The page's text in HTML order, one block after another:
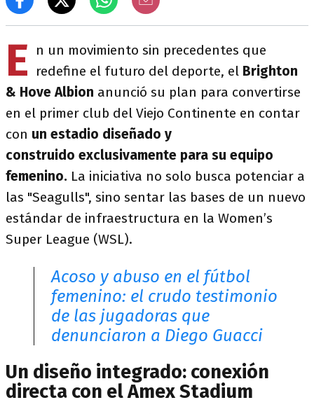
E
n un movimiento sin precedentes que
redefine el futuro del deporte, el Brighton
& Hove Albion anunció su plan para convertirse
en el primer club del Viejo Continente en contar
con un estadio diseñado y
construido exclusivamente para su equipo
femenino. La iniciativa no solo busca potenciar a
las "Seagulls", sino sentar las bases de un nuevo
estándar de infraestructura en la Women’s
Super League (WSL).
Acoso y abuso en el fútbol
femenino: el crudo testimonio
de las jugadoras que
denunciaron a Diego Guacci
Un diseño integrado: conexión
directa con el Amex Stadium